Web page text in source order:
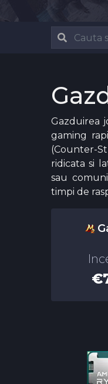
Gazduirea
gaming
(Counter-
ridicata si
sau
timpi de